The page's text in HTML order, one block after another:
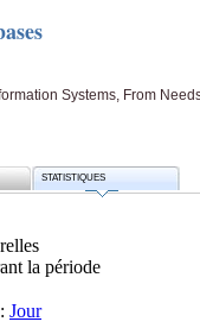
Systems, From
STATISTIQUES